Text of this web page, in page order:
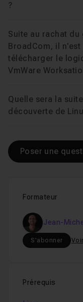
Formateur
Jean-
S'abonner
Prérequis
?
Suite au rachat du
BroadCom, il
télécharger le
VmWare
Quelle sera la
découverte de
Poser une